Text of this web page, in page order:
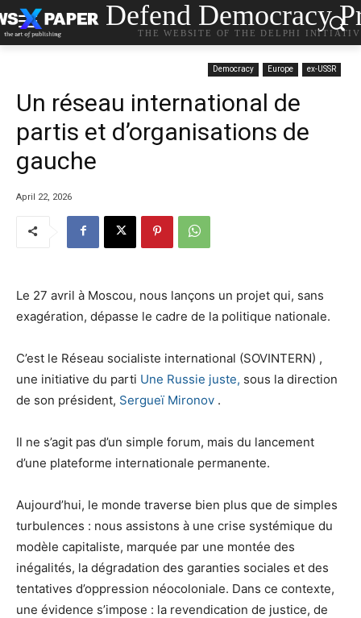
Defend Democracy
THE WEBSITE OF THE DELPHI
Democracy Europe ex-USSR
Un réseau international de
partis et d’organisations de
gauche
April 22, 2026
Le 27 avril à Moscou, nous lançons un projet qui, sans
exagération, dépasse le cadre de la politique nationale.
C’est le Réseau socialiste international (SOVINTERN) ,
une initiative du parti Une Russie juste, sous la direction
de son président, Sergueï Mironov .
Il ne s’agit pas d’un simple forum, mais du lancement
d’une plateforme internationale permanente.
Aujourd’hui, le monde traverse bien plus que de simples
turbulences : nous assistons à une crise systémique du
modèle capitaliste, marquée par une montée des
inégalités, la dégradation des garanties sociales et des
tentatives d’oppression néocoloniale. Dans ce contexte,
une évidence s’impose : la revendication de justice, de